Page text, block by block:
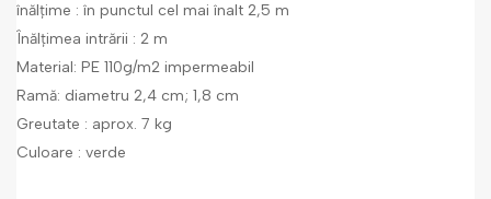
înălțime : în punctul cel mai înalt 2,5 m
Înălțimea intrării : 2 m
Material: PE 110g/m2 impermeabil
Ramă: diametru 2,4 cm; 1,8 cm
Greutate : aprox. 7 kg
Culoare : verde